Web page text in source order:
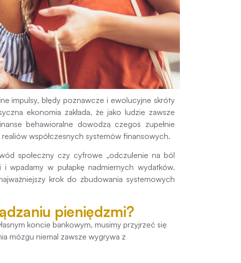
impulsy, błędy poznawcze i ewolucyjne skróty
ekonomia zakłada, że jako ludzie zawsze
behawioralne dowodzą czegoś zupełnie
współczesnych systemów finansowych.
społeczny czy cyfrowe „odczulenie na ból
i wpadamy w pułapkę nadmiernych wydatków.
krok do zbudowania systemowych
pieniędzmi?
koncie bankowym, musimy przyjrzeć się
mózgu niemal zawsze wygrywa z